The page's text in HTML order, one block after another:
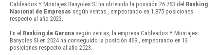
Cableados Y Montajes Banyoles Sl ha obtenido la posición 26.763 del Ranking
Nacional de Empresas según ventas , empeorando en 1.875 posiciones
respecto al año 2023.
En el Ranking de Gerona según ventas, la empresa Cableados Y Montajes
Banyoles Sl en 2024 ha conseguido la posición 469 , empeorando en 13
posiciones respecto al año 2023.